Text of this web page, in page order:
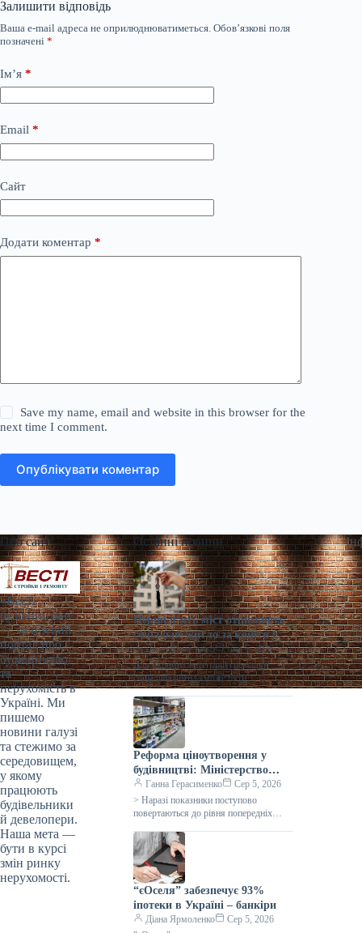
Залишити відповідь
Ваша e-mail адреса не оприлюднюватиметься. Обов’язкові поля
позначені *
Ім’я *
Email *
Сайт
Додати коментар *
Save my name, email and website in this browser for the
next time I comment.
Опублікувати коментар
Про сайт
«Весті
будівництва»
— галузевий
портал про
будівництво
та
нерухомість в
Україні. Ми
пишемо
новини галузі
та стежимо за
середовищем,
у якому
працюють
будівельники
й девелопери.
Наша мета —
бути в курсі
змін ринку
нерухомості.
Останні новини
Перші п’ять міст отримають
соціальне житло за кошти ЄІБ
в Україні
Діана Ярмоленко
Сер 6, 2026
Для окремих категорій громадян
соціальна оренда може бути
безкоштовною. / Freepik
Кропивницький, Кременчук, Львів,
Миколаїв та Житомир стануть
першими містами,…
Реформа ціноутворення у
будівництві: Міністерство
разом із громадами
напрацьовує зміни | Столична
Нерухомість
Ганна Герасименко
Сер 5, 2026
> Наразі показники поступово
повертаються до рівня попередніх
minfin.com.ua Реформа ціноутворення
у будівництві Забезпечити прозоре
“єОселя” забезпечує 93%
іпотеки в Україні – банкіри
Діана Ярмоленко
Сер 5, 2026